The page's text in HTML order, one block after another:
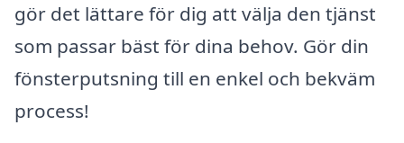
gör det lättare för dig att välja den tjänst
som passar bäst för dina behov. Gör din
fönsterputsning till en enkel och bekväm
process!